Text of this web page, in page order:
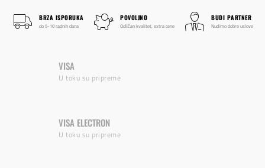
BRZA ISPORUKA
do 5-10 radnih dana
POVOLJNO
Odličan kvalitet, extra cene
BUDI PARTNER
Nudimo dobre uslove
VISA
U toku su pripreme
VISA ELECTRON
U toku su pripreme